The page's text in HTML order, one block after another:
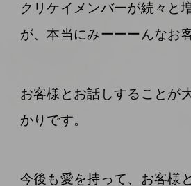
クリケイメンバーが続々と
が、本当にみーーーんなお
お客様とお話しすることが
かりです。
今後も愛を持って、お客様